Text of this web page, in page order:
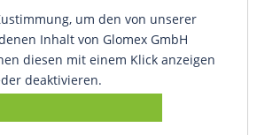
um den von unserer
Inhalt von Glomex GmbH
diesen mit einem Klick anzeigen
deaktivieren.